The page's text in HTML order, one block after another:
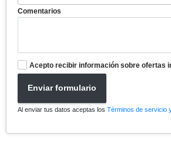
Comentarios
Acepto recibir información sobre ofertas
Enviar formulario
Al enviar tus datos aceptas los Términos de servicio